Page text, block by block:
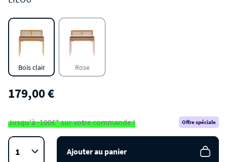
LILOU
Bureau enfant 1 tiroir en bois et cannage H95cm
Bois clair Rose
179,00 €
Jusqu'à -100€* sur votre commande ! Offre spéciale
Ajouter au panier